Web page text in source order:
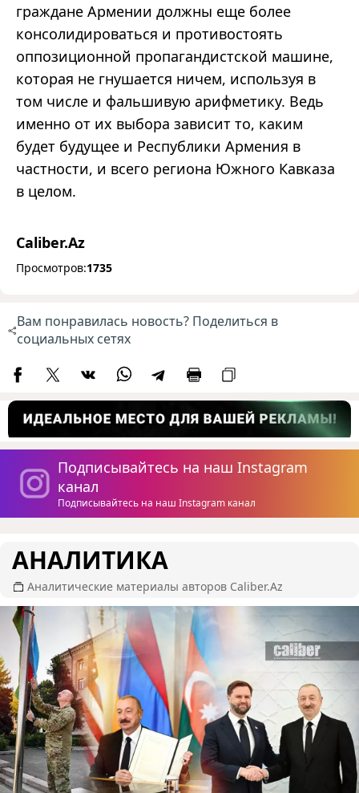
граждане Армении должны еще более
консолидироваться и противостоять
оппозиционной пропагандистской машине,
которая не гнушается ничем, используя в
том числе и фальшивую арифметику. Ведь
именно от их выбора зависит то, каким
будет будущее и Республики Армения в
частности, и всего региона Южного Кавказа
в целом.
Caliber.Az
Просмотров:1735
Вам понравилась новость? Поделиться в
социальных сетях
Подписывайтесь на наш Instagram
канал
Подписывайтесь на наш Instagram канал
АНАЛИТИКА
Аналитические материалы авторов Caliber.Az